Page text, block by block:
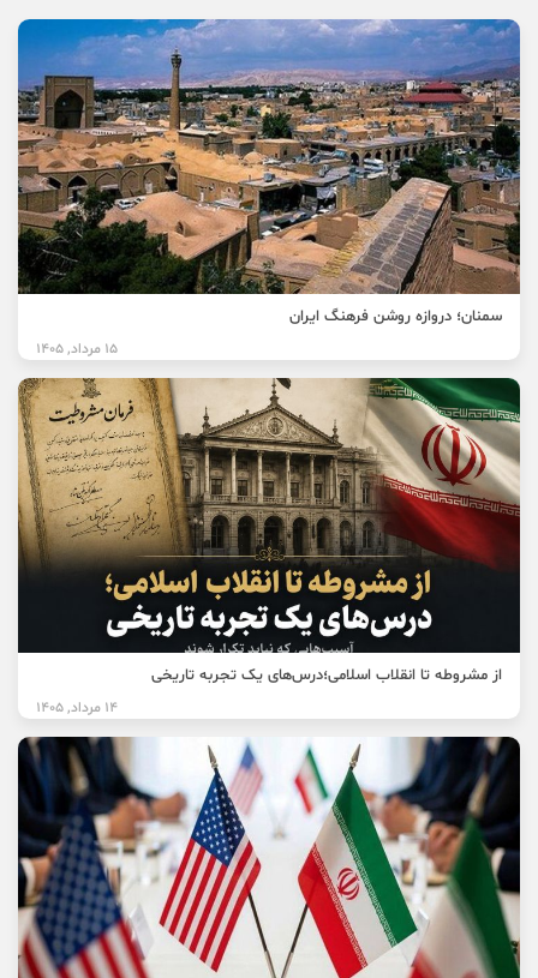
سمنان؛ دروازه روشن فرهنگ ایران
15 مرداد, 1405
از مشروطه تا انقلاب اسلامی؛درس‌های یک تجربه تاریخی
14 مرداد, 1405